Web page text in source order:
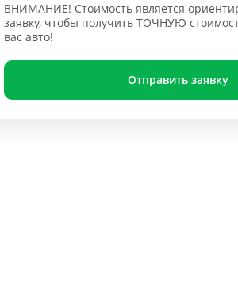
ВНИМАНИЕ! Стоимость является
заявку, чтобы получить ТОЧНУЮ
вас авто!
Отправить заявку